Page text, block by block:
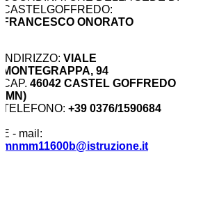
CASTELGOFFREDO:
FRANCESCO ONORATO
INDIRIZZO: VIALE
MONTEGRAPPA, 94
CAP. 46042 CASTEL GOFFREDO
(MN)
TELEFONO: +39 0376/1590684
E - mail:
mnmm11600b@istruzione.it